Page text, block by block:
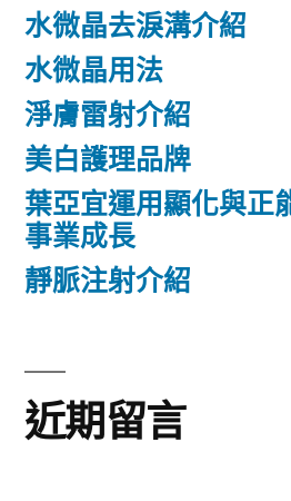
水微晶去淚溝介紹
水微晶用法
淨膚雷射介紹
美白護理品牌
葉亞宜運用顯化與正
事業成長
靜脈注射介紹
近期留言